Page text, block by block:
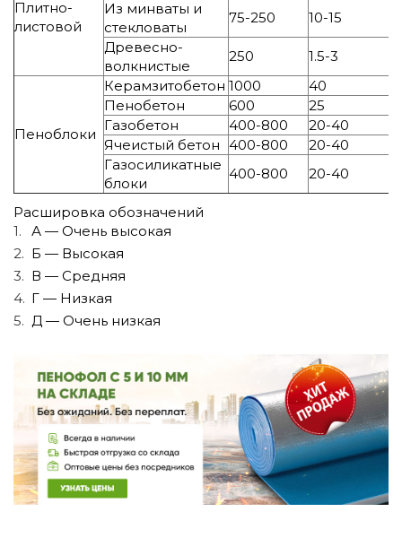
Плитно-
листовой
Из минваты и
стекловаты
75-250
10-15
Древесно-
волкнистые
250 1.5-3
Пеноблоки
Керамзитобетон 1000
40
Пенобетон
600
25
Газобетон
400-800
20-40
Ячеистый бетон 400-800
20-40
Газосиликатные
блоки
400-800 20-40
Расшировка обозначений
А — Очень высокая
Б — Высокая
В — Средняя
Г — Низкая
Д — Очень низкая